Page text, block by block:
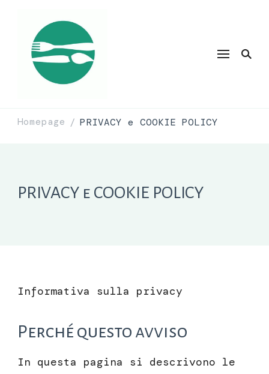
Homepage / PRIVACY e COOKIE POLICY
PRIVACY e COOKIE POLICY
Informativa sulla privacy
Perché questo avviso
In questa pagina si descrivono le